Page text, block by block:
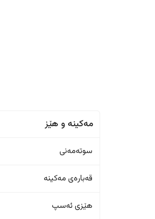
مەکینە و هێز
سوتەمەنی
قەبارەی مەکینە
هێزی ئەسپ